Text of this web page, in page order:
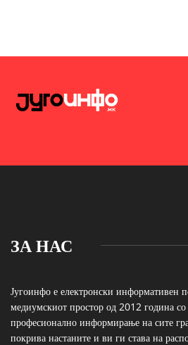
ЗА НАС
Југоинфо е електронски информативен
медиумскиот простор од 2012 година
професионално информирање на сите
покрива настаните и ви ги става на